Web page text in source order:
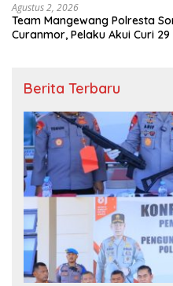
Agustus 2, 2026
Team Mangewang Polresta
Curanmor, Pelaku Akui Curi
Berita Terbaru